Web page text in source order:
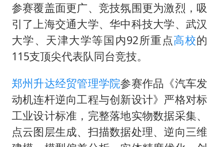
参赛覆盖面更广、竞技氛围更为激烈，吸
引了上海交通大学、华中科技大学、武汉
大学、天津大学等国内92所重点高校的
115支顶尖代表队同台竞技。
郑州升达经贸管理学院参赛作品《汽车发
动机连杆逆向工程与创新设计》严格对标
工业设计标准，完整落地实物数据采集、
点云图层生成、扫描数据处理、逆向三维